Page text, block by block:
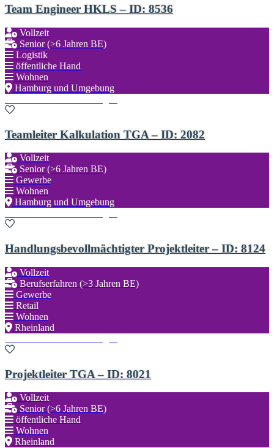
Team Engineer HKLS – ID: 8536
Vollzeit
Senior (>6 Jahren BE)
Logistik
öffentliche Hand
Wohnen
Hamburg und Umgebung
Teamleiter Kalkulation TGA – ID: 2082
Vollzeit
Senior (>6 Jahren BE)
Gewerbe
Wohnen
Hamburg und Umgebung
Handlungsbevollmächtigter Projektleiter – ID: 8124
Vollzeit
Berufserfahren (>3 Jahren BE)
Gewerbe
Retail
Wohnen
Rheinland
Projektleiter TGA – ID: 8021
Vollzeit
Senior (>6 Jahren BE)
öffentliche Hand
Wohnen
Rheinland